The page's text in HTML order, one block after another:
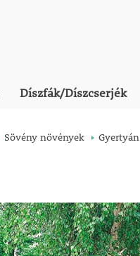
Díszfák/Díszcserjék
Sövény növények Gyertyán